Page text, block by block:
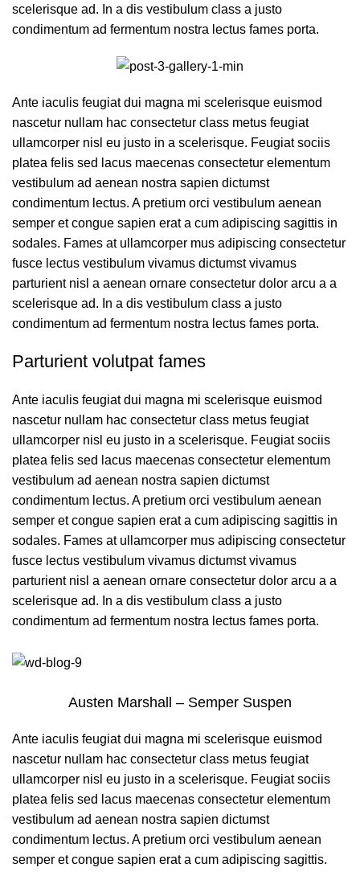
scelerisque ad. In a dis vestibulum class a justo
condimentum ad fermentum nostra lectus fames porta.
Ante iaculis feugiat dui magna mi scelerisque euismod
nascetur nullam hac consectetur class metus feugiat
ullamcorper nisl eu justo in a scelerisque. Feugiat sociis
platea felis sed lacus maecenas consectetur elementum
vestibulum ad aenean nostra sapien dictumst
condimentum lectus. A pretium orci vestibulum aenean
semper et congue sapien erat a cum adipiscing sagittis in
sodales. Fames at ullamcorper mus adipiscing consectetur
fusce lectus vestibulum vivamus dictumst vivamus
parturient nisl a aenean ornare consectetur dolor arcu a a
scelerisque ad. In a dis vestibulum class a justo
condimentum ad fermentum nostra lectus fames porta.
Parturient volutpat fames
Ante iaculis feugiat dui magna mi scelerisque euismod
nascetur nullam hac consectetur class metus feugiat
ullamcorper nisl eu justo in a scelerisque. Feugiat sociis
platea felis sed lacus maecenas consectetur elementum
vestibulum ad aenean nostra sapien dictumst
condimentum lectus. A pretium orci vestibulum aenean
semper et congue sapien erat a cum adipiscing sagittis in
sodales. Fames at ullamcorper mus adipiscing consectetur
fusce lectus vestibulum vivamus dictumst vivamus
parturient nisl a aenean ornare consectetur dolor arcu a a
scelerisque ad. In a dis vestibulum class a justo
condimentum ad fermentum nostra lectus fames porta.
Austen Marshall – Semper Suspen
Ante iaculis feugiat dui magna mi scelerisque euismod
nascetur nullam hac consectetur class metus feugiat
ullamcorper nisl eu justo in a scelerisque. Feugiat sociis
platea felis sed lacus maecenas consectetur elementum
vestibulum ad aenean nostra sapien dictumst
condimentum lectus. A pretium orci vestibulum aenean
semper et congue sapien erat a cum adipiscing sagittis.